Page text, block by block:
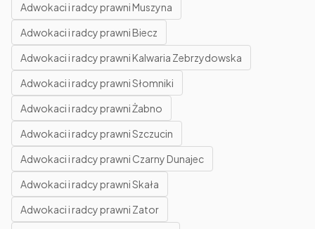
Adwokaci i radcy prawni Muszyna
Adwokaci i radcy prawni Biecz
Adwokaci i radcy prawni Kalwaria Zebrzydowska
Adwokaci i radcy prawni Słomniki
Adwokaci i radcy prawni Żabno
Adwokaci i radcy prawni Szczucin
Adwokaci i radcy prawni Czarny Dunajec
Adwokaci i radcy prawni Skała
Adwokaci i radcy prawni Zator